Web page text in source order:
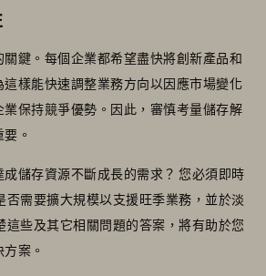
鍵。每個企業都希望盡快將創新產品和
樣能快速調整業務方向以因應市場變化
保持競爭優勢。因此，審慎考量儲存解
。
儲存資源不斷成長的需求？ 您必須即時
否需要擴大規模以支援旺季業務，並於淡
這些及其它相關問題的答案，將有助於您
案。